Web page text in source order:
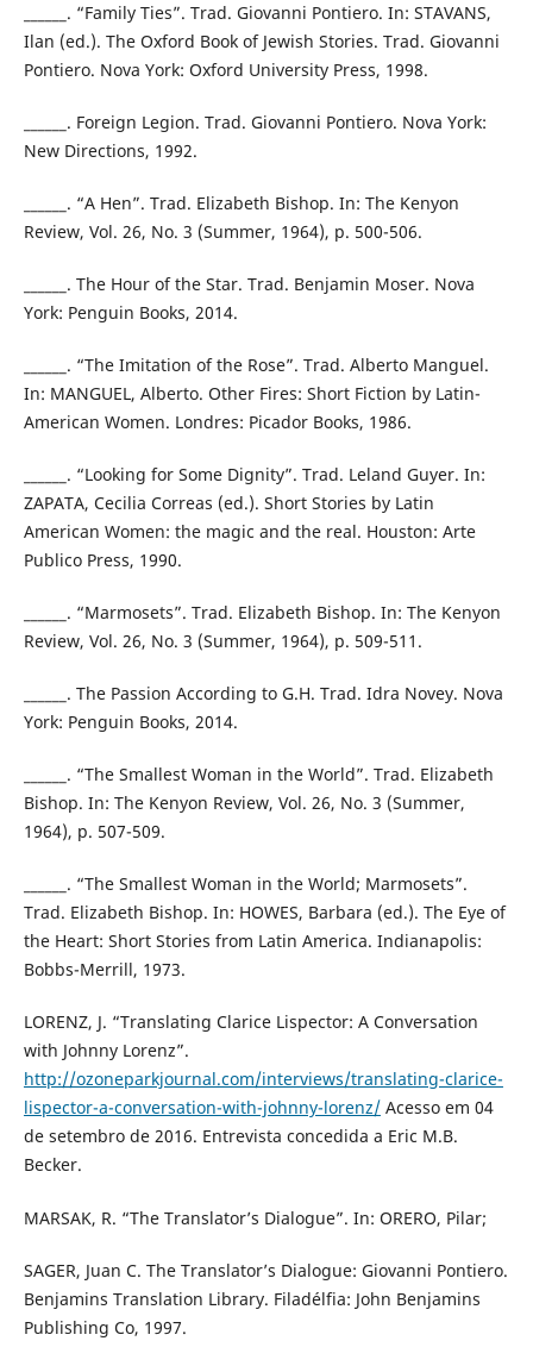
______. “Family Ties”. Trad. Giovanni Pontiero. In: STAVANS,
Ilan (ed.). The Oxford Book of Jewish Stories. Trad. Giovanni
Pontiero. Nova York: Oxford University Press, 1998.
______. Foreign Legion. Trad. Giovanni Pontiero. Nova York:
New Directions, 1992.
______. “A Hen”. Trad. Elizabeth Bishop. In: The Kenyon
Review, Vol. 26, No. 3 (Summer, 1964), p. 500-506.
______. The Hour of the Star. Trad. Benjamin Moser. Nova
York: Penguin Books, 2014.
______. “The Imitation of the Rose”. Trad. Alberto Manguel.
In: MANGUEL, Alberto. Other Fires: Short Fiction by Latin-
American Women. Londres: Picador Books, 1986.
______. “Looking for Some Dignity”. Trad. Leland Guyer. In:
ZAPATA, Cecilia Correas (ed.). Short Stories by Latin
American Women: the magic and the real. Houston: Arte
Publico Press, 1990.
______. “Marmosets”. Trad. Elizabeth Bishop. In: The Kenyon
Review, Vol. 26, No. 3 (Summer, 1964), p. 509-511.
______. The Passion According to G.H. Trad. Idra Novey. Nova
York: Penguin Books, 2014.
______. “The Smallest Woman in the World”. Trad. Elizabeth
Bishop. In: The Kenyon Review, Vol. 26, No. 3 (Summer,
1964), p. 507-509.
______. “The Smallest Woman in the World; Marmosets”.
Trad. Elizabeth Bishop. In: HOWES, Barbara (ed.). The Eye of
the Heart: Short Stories from Latin America. Indianapolis:
Bobbs-Merrill, 1973.
LORENZ, J. “Translating Clarice Lispector: A Conversation
with Johnny Lorenz”.
http://ozoneparkjournal.com/interviews/translating-clarice-
lispector-a-conversation-with-johnny-lorenz/Acesso em 04
de setembro de 2016. Entrevista concedida a Eric M.B.
Becker.
MARSAK, R. “The Translator’s Dialogue”. In: ORERO, Pilar;
SAGER, Juan C. The Translator’s Dialogue: Giovanni Pontiero.
Benjamins Translation Library. Filadélfia: John Benjamins
Publishing Co, 1997.